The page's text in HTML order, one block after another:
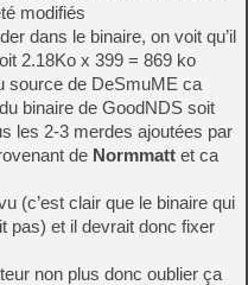
modifiés
dans le binaire, on voit qu’il
2.18Ko x 399 = 869 ko
source de DeSmuME ca
binaire de GoodNDS soit
les 2-3 merdes ajoutées par
de Normmatt et ca
(c’est clair que le binaire qui
pas) et il devrait donc fixer
non plus donc oublier ça